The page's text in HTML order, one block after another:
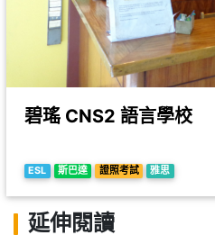
碧瑤 CNS2 語言學校
ESL 斯巴達 證照考試 雅思
延伸閱讀